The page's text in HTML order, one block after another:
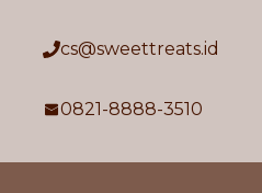
cs@sweettreats.id
0821-8888-3510